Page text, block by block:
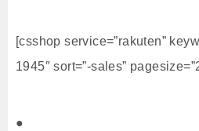
[csshop service=”rakuten”
1945″ sort=”-sales”
●